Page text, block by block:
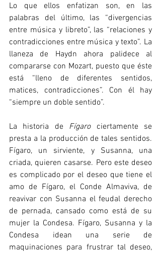
Lo que ellos enfatizan son, en las
palabras del último, las “divergencias
entre música y libreto”, las “relaciones y
contradicciones entre música y texto”. La
llaneza de Haydn ahora palidece al
compararse con Mozart, puesto que éste
está “lleno de diferentes sentidos,
matices, contradicciones”. Con él hay
“siempre un doble sentido”.
La historia de Fígaro ciertamente se
presta a la producción de tales sentidos.
Fígaro, un sirviente, y Susanna, una
criada, quieren casarse. Pero este deseo
es complicado por el deseo que tiene el
amo de Fígaro, el Conde Almaviva, de
reavivar con Susanna el feudal derecho
de pernada, cansado como está de su
mujer la Condesa. Fígaro, Susanna y la
Condesa idean una serie de
maquinaciones para frustrar tal deseo,